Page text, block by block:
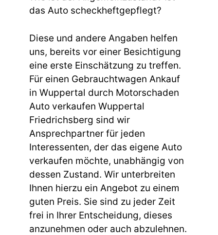
das Auto scheckheftgepflegt?
Diese und andere Angaben helfen
uns, bereits vor einer Besichtigung
eine erste Einschätzung zu treffen.
Für einen Gebrauchtwagen Ankauf
in Wuppertal durch Motorschaden
Auto verkaufen Wuppertal
Friedrichsberg sind wir
Ansprechpartner für jeden
Interessenten, der das eigene Auto
verkaufen möchte, unabhängig von
dessen Zustand. Wir unterbreiten
Ihnen hierzu ein Angebot zu einem
guten Preis. Sie sind zu jeder Zeit
frei in Ihrer Entscheidung, dieses
anzunehmen oder auch abzulehnen.